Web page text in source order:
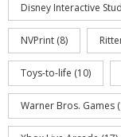
Disney Interactive
NVPrint (8)
Toys-to-life (10)
Warner Bros. Games